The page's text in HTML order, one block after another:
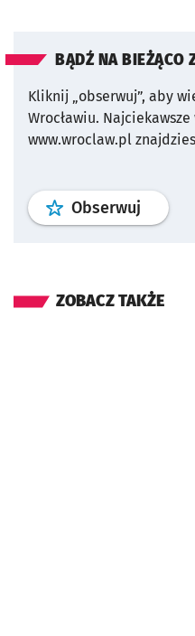
BĄDŹ NA BIEŻĄCO
Kliknij „obserwuj”, aby
Wrocławiu.
www.wroclaw.pl
Obserwuj profil
ZOBACZ TAKŻE